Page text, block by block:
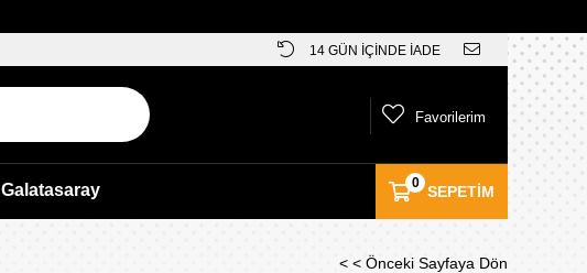
14 GÜN İÇİNDE İADE
SEPETIM
0
Favorilerim
Galatasaray
< < Önceki Sayfaya Dön